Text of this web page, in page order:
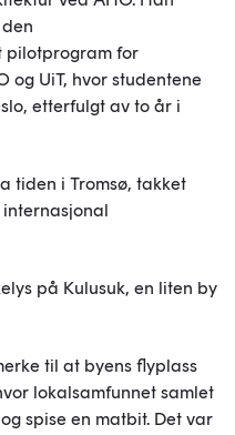
pilotprogram for
og UiT, hvor studentene
etterfulgt av to år i
tiden i Tromsø, takket
på Kulusuk, en liten by
til at byens flyplass
lokalsamfunnet samlet
spise en matbit. Det var